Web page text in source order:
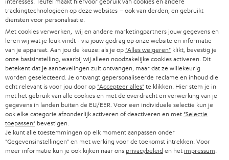
n
e
u
w
e
t
a
b
7 Teufel stores
Audiolexicon
Advies
Weetjes
Entertainment
Shop NL
Shop BE
Contact
Newsletter
Netiquette
Instellingen privacybeleid
Privacybeleid
trackingtechnologieën op deze websites – ook van derden, en gebruikt
diensten voor personalisatie.
Met cookies verwerken, wij en andere marketingpartners jouw gegevens en
leren wij wat je leuk vindt - via jouw gedrag op onze website en informatie
van je apparaat. Aan jou de keuze: als je op "Alles weigeren" klikt, bevestig je
onze basisinstelling, waarbij wij alleen noodzakelijke cookies activeren. Dit
betekent dat je aanbevelingen zult ontvangen, maar dat ze willekeurig
worden geselecteerd. Je ontvangt gepersonaliseerde reclame en inhoud die
echt relevant is voor jou door op "Accepteer alles"te klikken. Hier stem je in
met het gebruik van alle cookies en met de overdracht en verwerking van je
gegevens in landen buiten de EU/EER. Voor een individuele selectie kun je
ook elke categorie afzonderlijk activeren of deactiveren en met "Selectie
toepassen" bevestigen.
Je kunt alle toestemmingen op elk moment aanpassen onder
"Gegevensinstellingen" en met werking voor de toekomst intrekken. Voor
meer informatie kun je ook kijken naar ons privacybeleiden het impressum